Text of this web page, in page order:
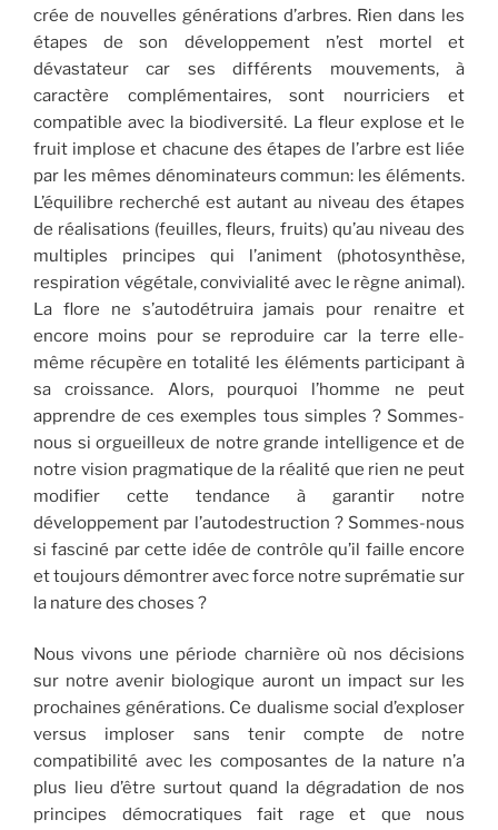
crée de nouvelles générations d’arbres. Rien dans les
étapes de son développement n’est mortel et
dévastateur car ses différents mouvements, à
caractère complémentaires, sont nourriciers et
compatible avec la biodiversité. La fleur explose et le
fruit implose et chacune des étapes de l’arbre est liée
par les mêmes dénominateurs commun: les éléments.
L’équilibre recherché est autant au niveau des étapes
de réalisations (feuilles, fleurs, fruits) qu’au niveau des
multiples principes qui l’animent (photosynthèse,
respiration végétale, convivialité avec le règne animal).
La flore ne s’autodétruira jamais pour renaitre et
encore moins pour se reproduire car la terre elle-
même récupère en totalité les éléments participant à
sa croissance. Alors, pourquoi l’homme ne peut
apprendre de ces exemples tous simples ? Sommes-
nous si orgueilleux de notre grande intelligence et de
notre vision pragmatique de la réalité que rien ne peut
modifier cette tendance à garantir notre
développement par l’autodestruction ? Sommes-nous
si fasciné par cette idée de contrôle qu’il faille encore
et toujours démontrer avec force notre suprématie sur
la nature des choses ?
Nous vivons une période charnière où nos décisions
sur notre avenir biologique auront un impact sur les
prochaines générations. Ce dualisme social d’exploser
versus imploser sans tenir compte de notre
compatibilité avec les composantes de la nature n’a
plus lieu d’être surtout quand la dégradation de nos
principes démocratiques fait rage et que nous